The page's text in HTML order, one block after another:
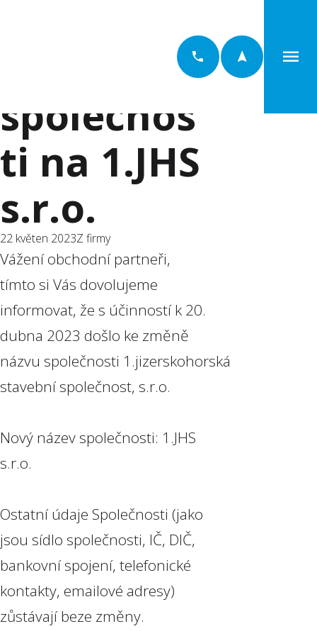
společnos
ti na 1.JHS
s.r.o.
22 květen 2023Z firmy
Vážení obchodní partneři,
tímto si Vás dovolujeme
informovat, že s účinností k 20.
dubna 2023 došlo ke změně
názvu společnosti 1.jizerskohorská
stavební společnost, s.r.o.
Nový název společnosti: 1.JHS
s.r.o.
Ostatní údaje Společnosti (jako
jsou sídlo společnosti, IČ, DIČ,
bankovní spojení, telefonické
kontakty, emailové adresy)
zůstávají beze změny.